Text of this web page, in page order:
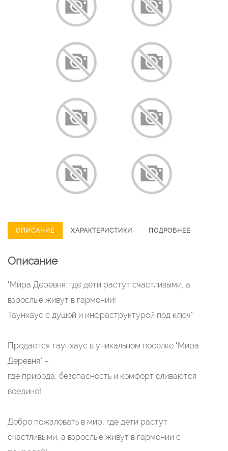
ОПИСАНИЕ ХАРАКТЕРИСТИКИ ПОДРОБНЕЕ
Описание
"Мира Деревня: где дети растут счастливыми, а
взрослые живут в гармонии!
Таунхаус с душой и инфраструктурой под ключ"
Продается таунхаус в уникальном поселке "Мира
Деревня" –
где природа, безопасность и комфорт сливаются
воедино!
Добро пожаловать в мир, где дети растут
счастливыми, а взрослые живут в гармонии с